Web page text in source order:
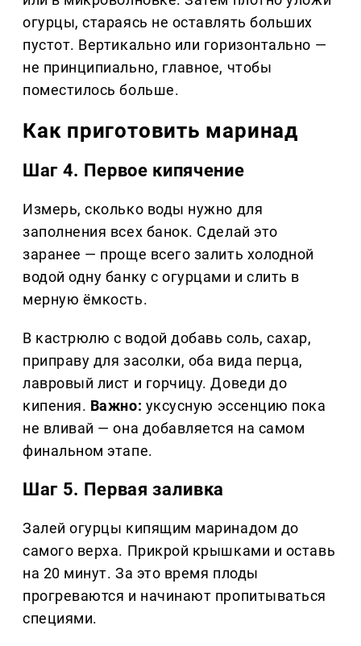
огурцы, стараясь не оставлять больших
пустот. Вертикально или горизонтально —
не принципиально, главное, чтобы
поместилось больше.
Как приготовить маринад
Шаг 4. Первое кипячение
Измерь, сколько воды нужно для
заполнения всех банок. Сделай это
заранее — проще всего залить холодной
водой одну банку с огурцами и слить в
мерную ёмкость.
В кастрюлю с водой добавь соль, сахар,
приправу для засолки, оба вида перца,
лавровый лист и горчицу. Доведи до
кипения. Важно: уксусную эссенцию пока
не вливай — она добавляется на самом
финальном этапе.
Шаг 5. Первая заливка
Залей огурцы кипящим маринадом до
самого верха. Прикрой крышками и оставь
на 20 минут. За это время плоды
прогреваются и начинают пропитываться
специями.